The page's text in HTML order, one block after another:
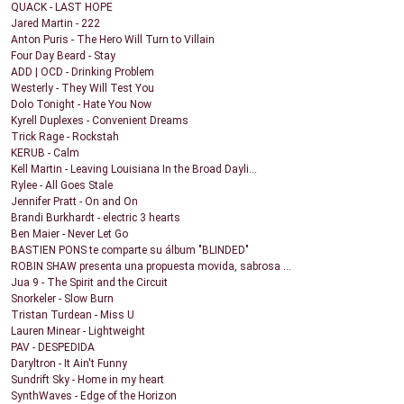
QUACK - LAST HOPE
Jared Martin - 222
Anton Puris - The Hero Will Turn to Villain
Four Day Beard - Stay
ADD | OCD - Drinking Problem
Westerly - They Will Test You
Dolo Tonight - Hate You Now
Kyrell Duplexes - Convenient Dreams
Trick Rage - Rockstah
KERUB - Calm
Kell Martin - Leaving Louisiana In the Broad Dayli...
Rylee - All Goes Stale
Jennifer Pratt - On and On
Brandi Burkhardt - electric 3 hearts
Ben Maier - Never Let Go
BASTIEN PONS te comparte su álbum "BLINDED"
ROBIN SHAW presenta una propuesta movida, sabrosa ...
Jua 9 - The Spirit and the Circuit
Snorkeler - Slow Burn
Tristan Turdean - Miss U
Lauren Minear - Lightweight
PAV - DESPEDIDA
Daryltron - It Ain't Funny
Sundrift Sky - Home in my heart
SynthWaves - Edge of the Horizon